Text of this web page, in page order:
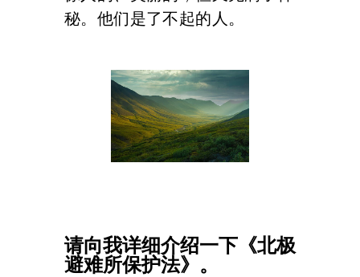
秘。他们是了不起的人。
请向我详细介绍一下《北极
避难所保护法》。